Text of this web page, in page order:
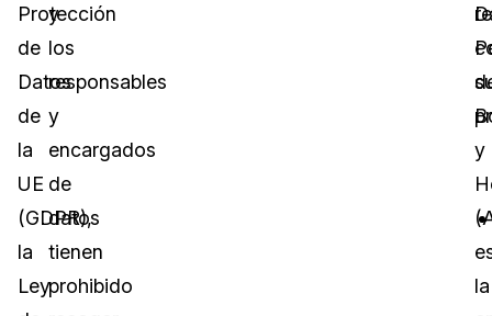
Protección
de
Datos
de
la
UE
(GDPR),
la
Ley
y
los
responsables
y
encargados
de
datos
tienen
prohibido
y
la